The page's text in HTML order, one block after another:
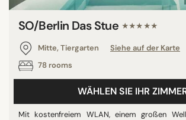
SO/Berlin Das Stue ★★★★★
Mitte, Tiergarten
Siehe auf der Karte
78 rooms
WÄHLEN SIE IHR
Mit kostenfreiem WLAN, einem großen